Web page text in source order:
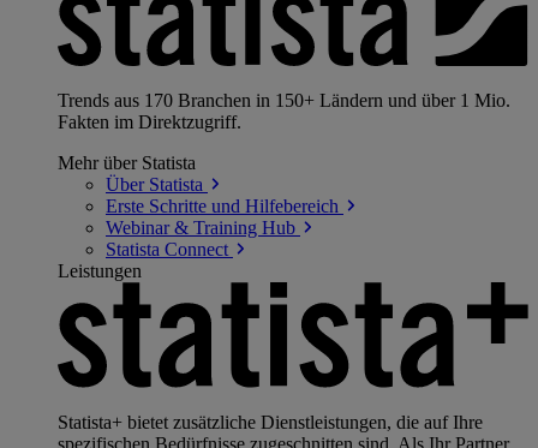
Trends aus 170 Branchen in 150+ Ländern und über 1 Mio.
Fakten im Direktzugriff.
Mehr über Statista
Über Statista
Erste Schritte und Hilfebereich
Webinar & Training Hub
Statista Connect
Leistungen
Statista+ bietet zusätzliche Dienstleistungen, die auf Ihre
spezifischen Bedürfnisse zugeschnitten sind. Als Ihr Partner